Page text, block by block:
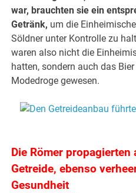
war, brauchten sie ein
Getränk, um die
Söldner unter Kontrolle zu
waren also nicht die
hatten, sondern auch das
Modedroge gewesen.
Die Römer
Getreide, ebenso
Gesundheit